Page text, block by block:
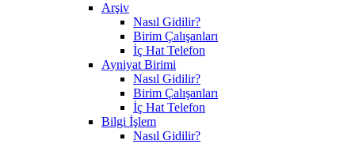
Arşiv
Nasıl Gidilir?
Birim Çalışanları
İç Hat Telefon
Ayniyat Birimi
Nasıl Gidilir?
Birim Çalışanları
İç Hat Telefon
Bilgi İşlem
Nasıl Gidilir?